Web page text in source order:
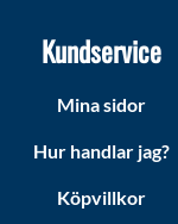
Kundservice
Mina sidor
Hur handlar jag?
Köpvillkor